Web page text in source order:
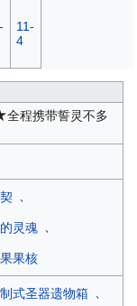
11-
4
全程携带誓灵不多
灵魂
果核
制式圣器遗物箱